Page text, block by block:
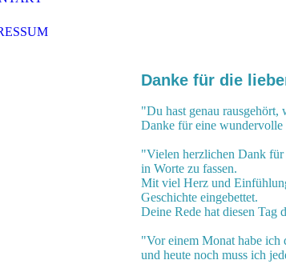
Danke für die
"Du hast genau rausgehört,
Danke für eine
"Vielen herzlichen Dank für
in Worte zu fassen.
Mit viel Herz und
Geschichte eingebettet.
Deine Rede hat diesen Tag
"Vor einem Monat habe ich
und heute noch muss ich